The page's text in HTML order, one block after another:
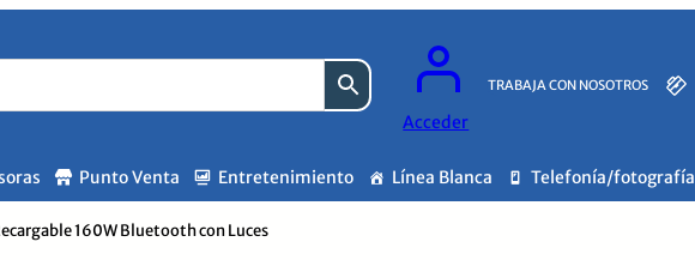
Acceder
TRABAJA CON NOSOTROS
Punto Venta Entretenimiento Línea Blanca Telefonía/fotografía
160W Bluetooth con Luces